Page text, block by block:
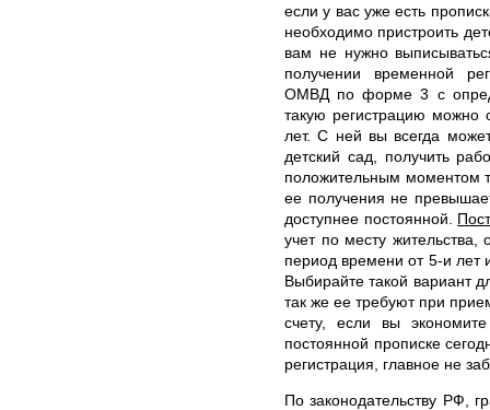
если у вас уже есть
необходимо пристроить
вам не нужно
получении временной
ОМВД по форме 3 с
такую регистрацию
лет. С ней вы всегда
детский сад, получить
положительным моментом
ее получения не
доступнее постоянной.
учет по месту
период времени от 5-и лет
Выбирайте такой вариант
так же ее требуют при
счету, если вы
постоянной прописке
регистрация, главное не
По законодательству РФ,